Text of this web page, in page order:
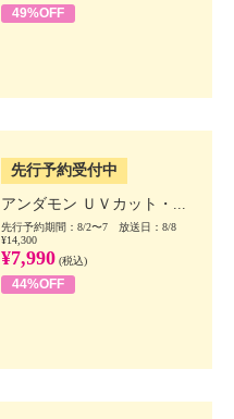
49%OFF
先行予約受付中
アンダモン ＵＶカット・...
先行予約期間：8/2〜7 放送日：8/8
¥14,300
¥7,990 (税込)
44%OFF